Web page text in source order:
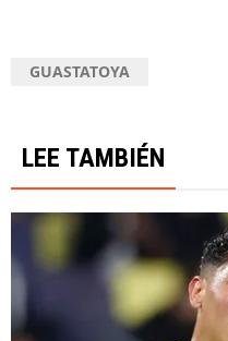
GUASTATOYA
LEE TAMBIÉN